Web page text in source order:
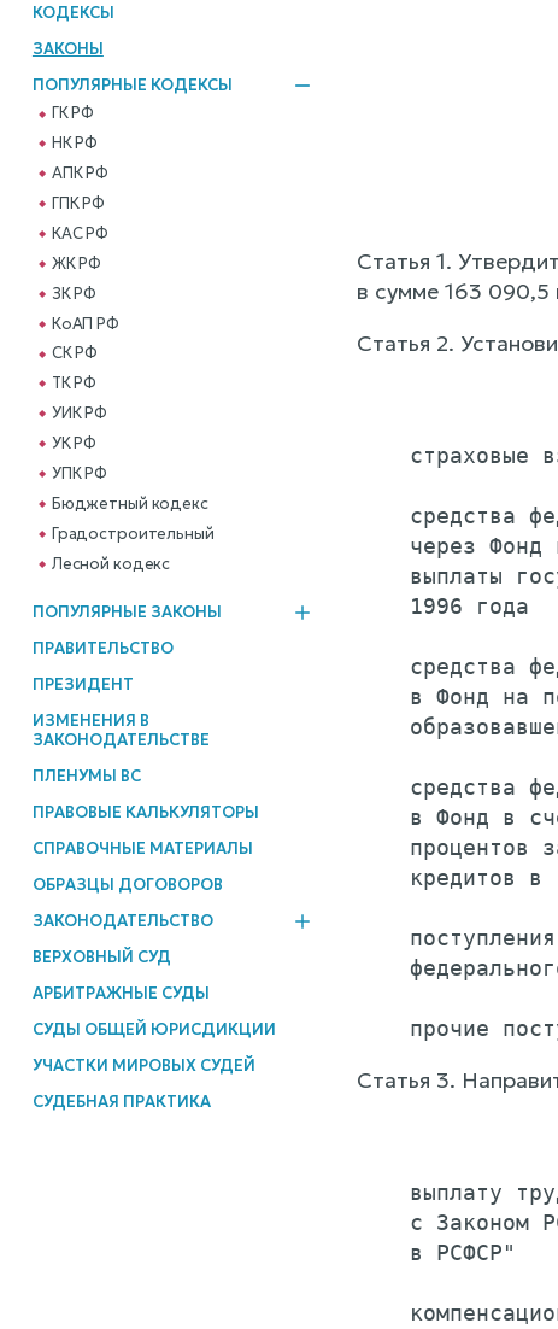
КОДЕКСЫ
ЗАКОНЫ
ПОПУЛЯРНЫЕ КОДЕКСЫ
ГК РФ
НК РФ
АПК РФ
ГПК РФ
КАС РФ
ЖК РФ
ЗК РФ
КоАП РФ
СК РФ
ТК РФ
УИК РФ
УК РФ
УПК РФ
Бюджетный кодекс
Градостроительный
Лесной кодекс
ПОПУЛЯРНЫЕ ЗАКОНЫ
ПРАВИТЕЛЬСТВО
ПРЕЗИДЕНТ
ИЗМЕНЕНИЯ В
ЗАКОНОДАТЕЛЬСТВЕ
ПЛЕНУМЫ ВС
ПРАВОВЫЕ КАЛЬКУЛЯТОРЫ
СПРАВОЧНЫЕ МАТЕРИАЛЫ
ОБРАЗЦЫ ДОГОВОРОВ
ЗАКОНОДАТЕЛЬСТВО
ВЕРХОВНЫЙ СУД
АРБИТРАЖНЫЕ СУДЫ
СУДЫ ОБЩЕЙ ЮРИСДИКЦИИ
УЧАСТКИ МИРОВЫХ СУДЕЙ
СУДЕБНАЯ ПРАКТИКА
Статья 1.
в сумме 163
Статья 2.
страховые
средства
через Фонд
выплаты
1996 года
средства
в Фонд на
средства
в Фонд в
процентов
кредитов в
Статья 3.
выплату
с Законом
в РСФСР"